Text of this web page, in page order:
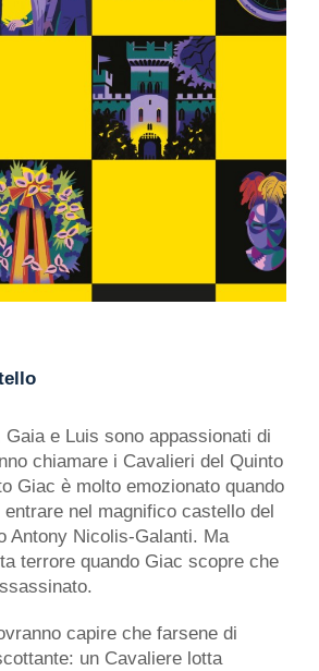
e Luis sono appassionati di
chiamare i Cavalieri del Quinto
Giac è molto emozionato quando
entrare nel magnifico castello del
Antony Nicolis-Galanti. Ma
terrore quando Giac scopre che
capire che farsene di
un Cavaliere lotta